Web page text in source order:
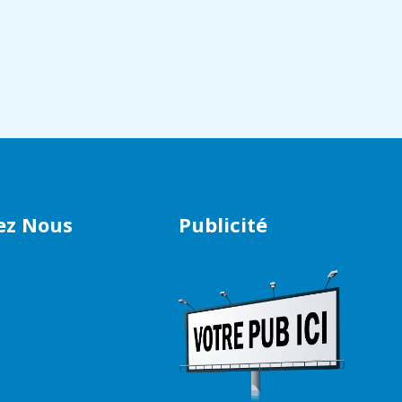
Nous Publicité